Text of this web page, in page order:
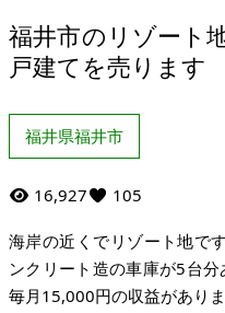
福井市のリゾート
戸建てを売ります
福井県福井市
16,927 105
海岸の近くでリゾート地で
ンクリート造の車庫が5台
毎月15,000円の収益があり